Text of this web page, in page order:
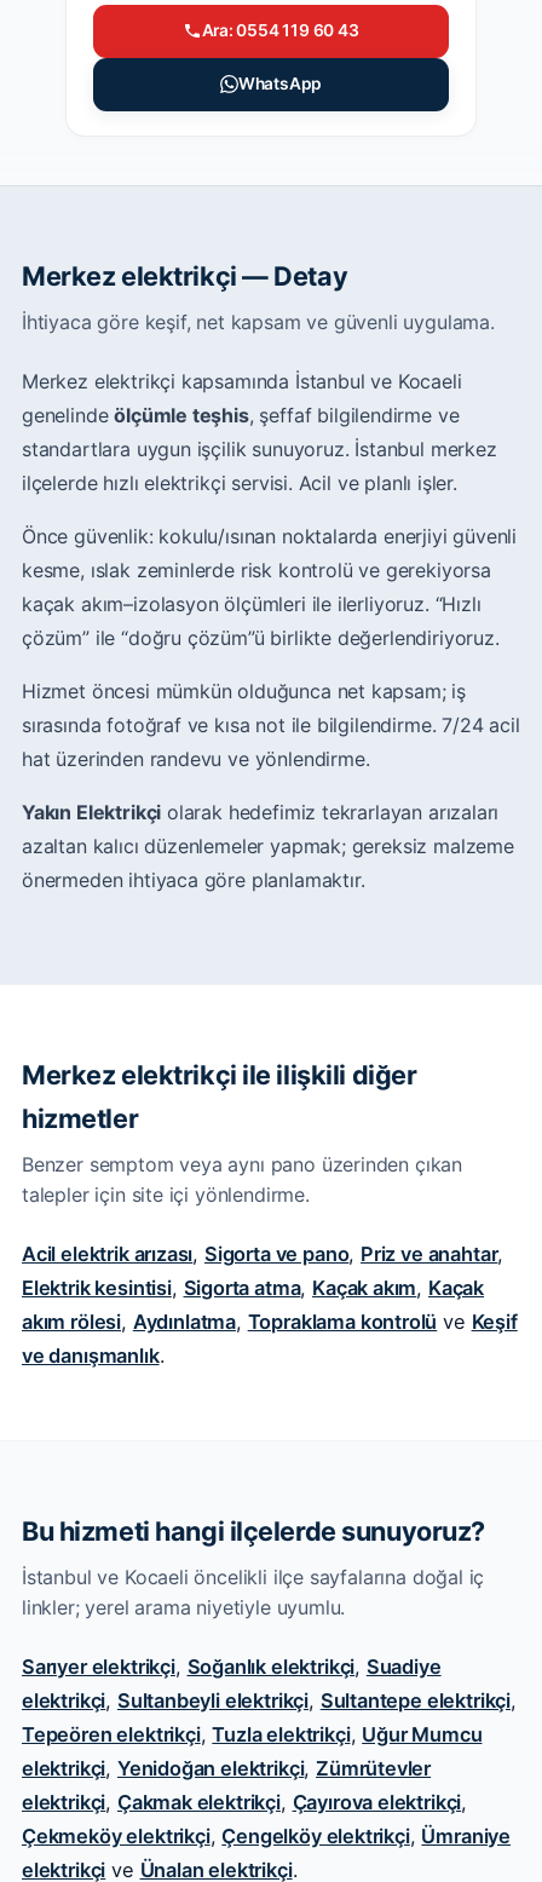
Ara: 0554 119 60 43
WhatsApp
Merkez elektrikçi — Detay
İhtiyaca göre keşif, net kapsam ve güvenli uygulama.
Merkez elektrikçi kapsamında İstanbul ve Kocaeli
genelindeölçümle teşhis, şeffaf bilgilendirme ve
standartlara uygun işçilik sunuyoruz. İstanbul merkez
ilçelerde hızlı elektrikçi servisi. Acil ve planlı işler.
Önce güvenlik: kokulu/ısınan noktalarda enerjiyi güvenli
kesme, ıslak zeminlerde risk kontrolü ve gerekiyorsa
kaçak akım–izolasyon ölçümleri ile ilerliyoruz. “Hızlı
çözüm” ile “doğru çözüm”ü birlikte değerlendiriyoruz.
Hizmet öncesi mümkün olduğunca net kapsam; iş
sırasında fotoğraf ve kısa not ile bilgilendirme. 7/24 acil
hat üzerinden randevu ve yönlendirme.
Yakın Elektrikçi olarak hedefimiz tekrarlayan arızaları
azaltan kalıcı düzenlemeler yapmak; gereksiz malzeme
önermeden ihtiyaca göre planlamaktır.
Merkez elektrikçi ile ilişkili diğer
hizmetler
Benzer semptom veya aynı pano üzerinden çıkan
talepler için site içi yönlendirme.
Acil elektrik arızası, Sigorta ve pano, Priz ve anahtar,
Elektrik kesintisi, Sigorta atma, Kaçak akım, Kaçak
akım rölesi, Aydınlatma, Topraklama kontrolü ve Keşif
ve danışmanlık.
Bu hizmeti hangi ilçelerde sunuyoruz?
İstanbul ve Kocaeli öncelikli ilçe sayfalarına doğal iç
linkler; yerel arama niyetiyle uyumlu.
Sarıyer elektrikçi, Soğanlık elektrikçi, Suadiye
elektrikçi, Sultanbeyli elektrikçi, Sultantepe elektrikçi,
Tepeören elektrikçi,Tuzla elektrikçi, Uğur Mumcu
elektrikçi, Yenidoğan elektrikçi, Zümrütevler
elektrikçi, Çakmak elektrikçi, Çayırova elektrikçi,
Çekmeköy elektrikçi, Çengelköy elektrikçi, Ümraniye
elektrikçi ve Ünalan elektrikçi.